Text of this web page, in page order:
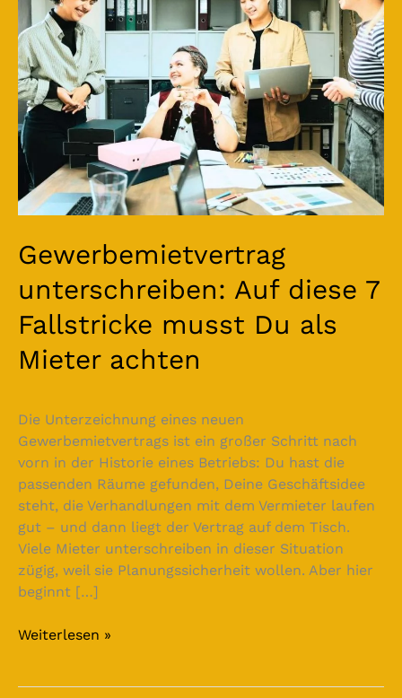
Gewerbemietvertrag
unterschreiben: Auf diese 7
Fallstricke musst Du als
Mieter achten
Die Unterzeichnung eines neuen
Gewerbemietvertrags ist ein großer Schritt nach
vorn in der Historie eines Betriebs: Du hast die
passenden Räume gefunden, Deine Geschäftsidee
steht, die Verhandlungen mit dem Vermieter laufen
gut – und dann liegt der Vertrag auf dem Tisch.
Viele Mieter unterschreiben in dieser Situation
zügig, weil sie Planungssicherheit wollen. Aber hier
beginnt […]
Fallstricke
musst
Du
als
Mieter
achten
Weiterlesen »